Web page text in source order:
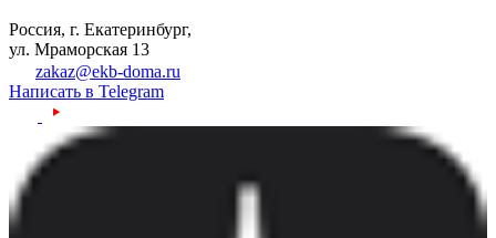
Россия, г. Екатеринбург,
ул. Мраморская 13
zakaz@ekb-doma.ru
Написать в Telegram